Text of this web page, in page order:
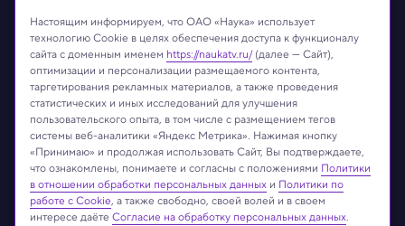
Настоящим информируем, что ОАО «Наука» использует
технологию Cookie в целях обеспечения доступа к функционалу
сайта с доменным именем https://naukatv.ru/(далее — Сайт),
оптимизации и персонализации размещаемого контента,
таргетирования рекламных материалов, а также проведения
статистических и иных исследований для улучшения
пользовательского опыта, в том числе с размещением тегов
системы веб-аналитики «Яндекс Метрика». Нажимая кнопку
«Принимаю» и продолжая использовать Сайт, Вы подтверждаете,
что ознакомлены, понимаете и согласны с положениями Политики
в отношении обработки персональных данных и Политики по
работе с Cookie, а также свободно, своей волей и в своем
интересе даёте Согласие на обработку персональных данных.